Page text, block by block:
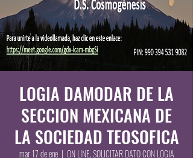
LOGIA DAMODAR DE LA
SECCION MEXICANA DE
LA SOCIEDAD TEOSOFICA
mar 17 de ene
  |
ON LINE, SOLICITAR DATO CON LOGIA